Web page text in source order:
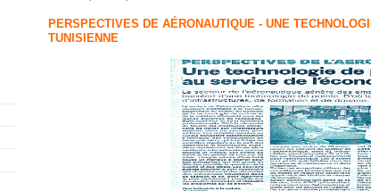
PERSPECTIVES DE AÉRONAUTIQUE - UNE
TUNISIENNE